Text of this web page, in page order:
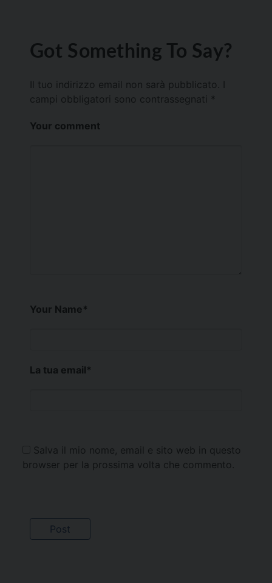
Got Something To Say?
Il tuo indirizzo email non sarà pubblicato.
campi obbligatori sono contrassegnati *
Your comment
Your Name*
La tua email*
Salva il mio nome, email e sito web in questo
browser per la prossima volta che commento.